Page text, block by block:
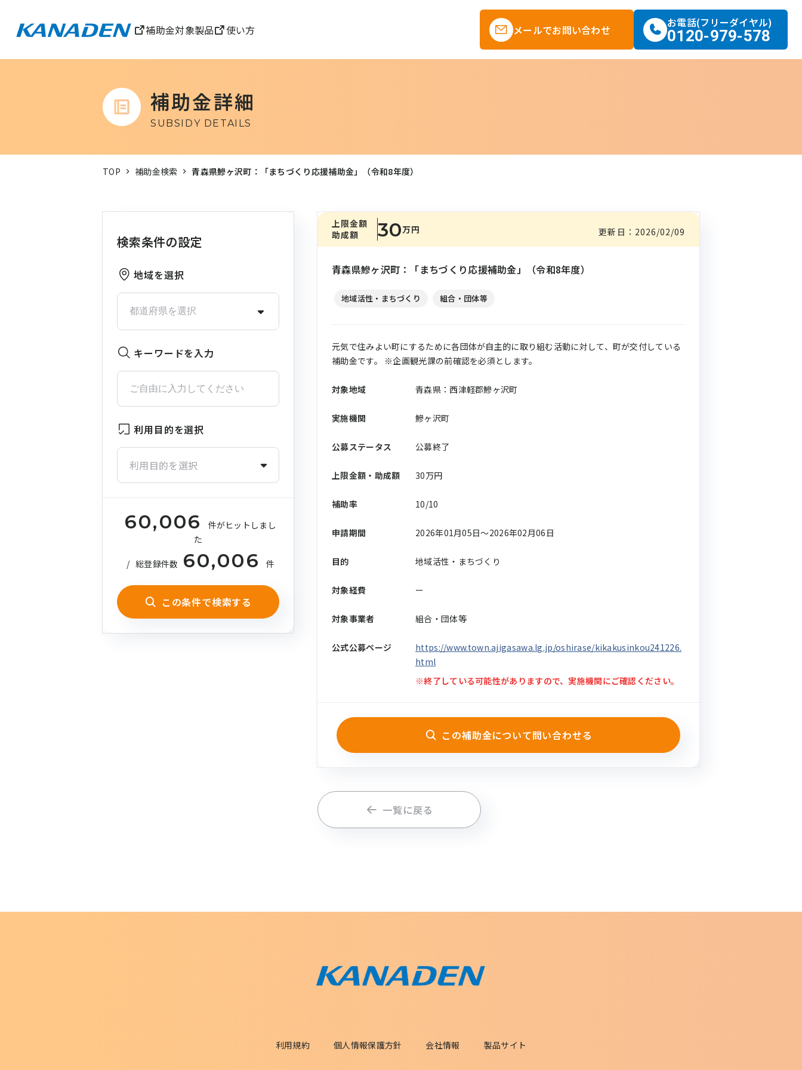
補助金対象製品 使い方 メールでお問い合わせ
お電話(フリーダイヤル)
0120-979-578
補助金詳細
SUBSIDY DETAILS
TOP 補助金検索 青森県鰺ヶ沢町：「まちづくり応援補助金」（令和8年度）
検索条件の設定
地域を選択
キーワードを入力
利用目的を選択
利用目的を選択
60,006
件がヒットしまし
た
/ 総登録件数 60,006 件
この条件で検索する
上限金額
助成額
30万円 更新日： 2026/02/09
青森県鰺ヶ沢町：「まちづくり応援補助金」（令和8年度）
地域活性・まちづくり 組合・団体等
元気で住みよい町にするために各団体が自主的に取り組む活動に対して、町が交付している
補助金です。 ※企画観光課の前確認を必須とします。
対象地域 青森県：西津軽郡鰺ヶ沢町
実施機関 鰺ヶ沢町
公募ステータス 公募終了
上限金額・助成額 30万円
補助率 10/10
申請期間 2026年01月05日〜2026年02月06日
目的 地域活性・まちづくり
対象経費 ー
対象事業者 組合・団体等
公式公募ページ
https://www.town.ajigasawa.lg.jp/oshirase/kikakusinkou241226.
html
※終了している可能性がありますので、実施機関にご確認ください。
この補助金について問い合わせる
一覧に戻る
利用規約 個人情報保護方針 会社情報 製品サイト